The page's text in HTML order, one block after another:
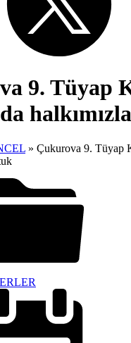
9. Tüyap
» Çukurova 9. Tüyap